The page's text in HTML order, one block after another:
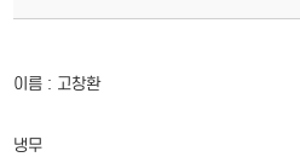
이름 : 고창환
냉무